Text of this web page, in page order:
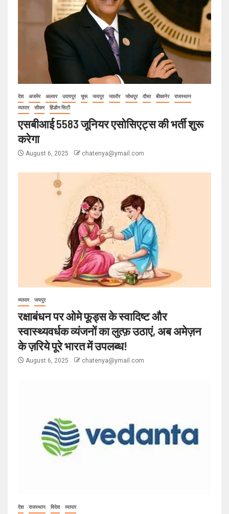
देश अजमेर अलवर उदयपुर चूरू जयपुर जालौर जोधपुर दौसा बीकानेर
राजस्थान
व्यापार
सीकर हिंडौन सिटी
एसबीआई 5583 जूनियर एसोसिएट्स की भर्ती शुरू
करेगा
August 6, 2025 chatenya@ymail.com
व्यापार जयपुर
रक्षाबंधन पर ओमे फूड्स के स्वादिष्ट और
स्वास्थ्यवर्धक व्यंजनों का लुत्फ़ उठाएं, अब अमेज़न
के ज़रिये पूरे भारत में उपलब्ध!
August 6, 2025 chatenya@ymail.com
देश राजस्थान विदेश व्यापार